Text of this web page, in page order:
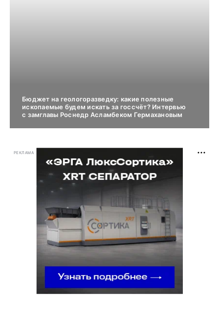
Бюджет на геологоразведку: какие полезные
ископаемые будем искать за госсчёт? Интервью
с замглавы Роснедр Асламбеком Гермахановым
РЕКЛАМА